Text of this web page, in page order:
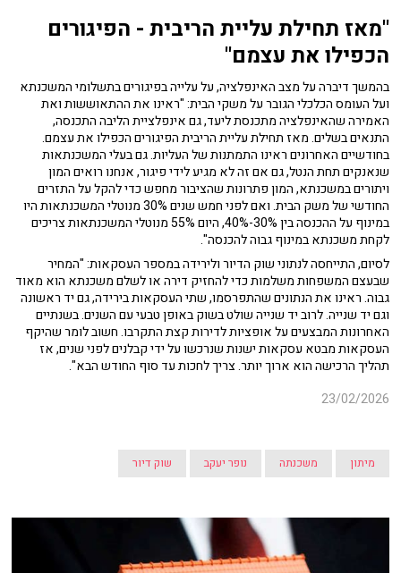
"מאז תחילת עליית הריבית - הפיגורים
הכפילו את עצמם"
בהמשך דיברה על מצב האינפלציה, על עלייה בפיגורים בתשלומי המשכנתא
ועל העומס הכלכלי הגובר על משקי הבית: "ראינו את ההתאוששות ואת
האמירה שהאינפלציה מתכנסת ליעד, גם אינפלציית הליבה התכנסה,
התנאים בשלים. מאז תחילת עליית הריבית הפיגורים הכפילו את עצמם.
בחודשיים האחרונים ראינו התמתנות של העליות. גם בעלי המשכנתאות
שנאנקים תחת הנטל, גם אם זה לא מגיע לידי פיגור, אנחנו רואים המון
ויתורים במשכנתא, המון פתרונות שהציבור מחפש כדי להקל על התזרים
החודשי של משק הבית. ואם לפני חמש שנים 30% מנוטלי המשכנתאות היו
במינוף על ההכנסה בין 30%-40%, היום 55% מנוטלי המשכנתאות צריכים
לקחת משכנתא במינוף גבוה להכנסה".
לסיום, התייחסה לנתוני שוק הדיור ולירידה במספר העסקאות: "המחיר
שבעצם המשפחות משלמות כדי להחזיק דירה או לשלם משכנתא הוא מאוד
גבוה. ראינו את הנתונים שהתפרסמו, שתי העסקאות בירידה, גם יד ראשונה
וגם יד שנייה. לרוב יד שנייה שולט בשוק באופן טבעי עם השנים. בשנתיים
האחרונות המבצעים על אופציות לדירות קצת התקרבו. חשוב לומר שהיקף
העסקאות מבטא עסקאות ישנות שנרכשו על ידי קבלנים לפני שנים, אז
תהליך הרכישה הוא ארוך יותר. צריך לחכות עד סוף החודש הבא".
23/02/2026
מיתון משכנתה נופר יעקב שוק דיור